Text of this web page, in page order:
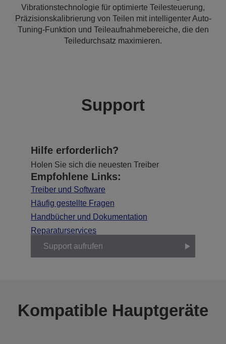
Vibrationstechnologie für optimierte Teilesteuerung,
Präzisionskalibrierung von Teilen mit intelligenter Auto-
Tuning-Funktion und Teileaufnahmebereiche, die den
Teiledurchsatz maximieren.
Support
Hilfe erforderlich?
Holen Sie sich die neuesten Treiber
Empfohlene Links:
Treiber und Software
Häufig gestellte Fragen
Handbücher und Dokumentation
Reparaturservices
Support aufrufen
Kompatible Hauptgeräte